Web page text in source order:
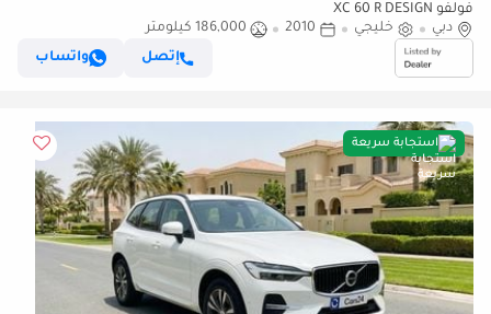
فولفو XC 60 R DESIGN
دبي
خليجي 2010
186,000 كيلومتر
إتصل
واتساب
استجابة سريعة